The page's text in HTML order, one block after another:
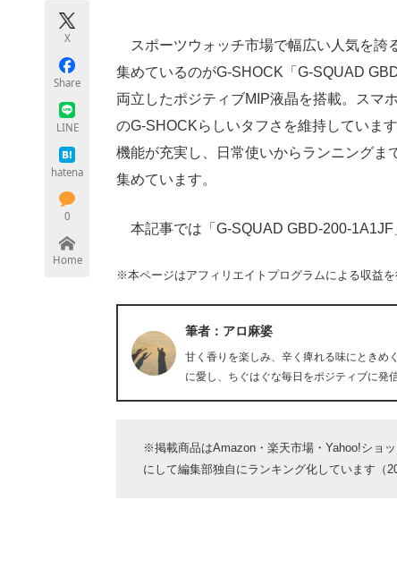
ちょっと気になるネットの話題
X
Share
LINE
hatena
0
Home
スポーツウォッチ市場で幅広い人気を誇
集めているのがG-SHOCK「G-SQUAD
両立したポジティブMIP液晶を搭載。スマ
のG-SHOCKらしいタフさを維持していま
機能が充実し、日常使いからランニングま
集めています。
本記事では「G-SQUAD GBD-200-1A1JF
※本ページはアフィリエイトプログラムによる収益
筆者：アロ麻婆
甘く香りを楽しみ、辛く痺れる味にときめ
に愛し、ちぐはぐな毎日をポジティブに発
※掲載商品はAmazon・楽天市場・Yahoo!ショ
にして編集部独自にランキング化しています（